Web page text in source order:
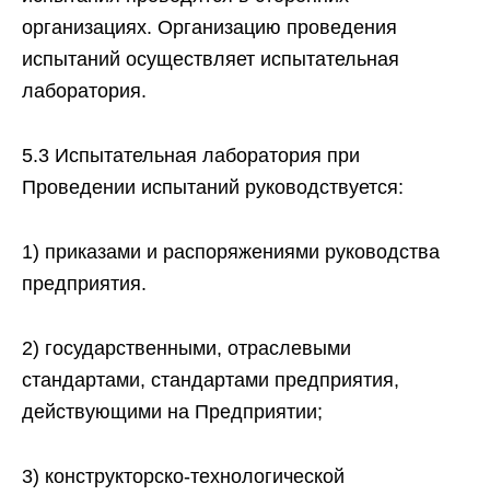
организациях. Организацию проведения
испытаний осуществляет испытательная
лаборатория.
5.3 Испытательная лаборатория при
Проведении испытаний руководствуется:
1) приказами и распоряжениями руководства
предприятия.
2) государственными, отраслевыми
стандартами, стандартами предприятия,
действующими на Предприятии;
3) конструкторско-технологической